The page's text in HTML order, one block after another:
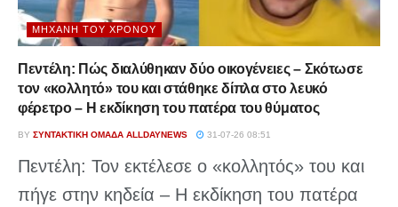
ΜΗΧΑΝΉ ΤΟΥ ΧΡΌΝΟΥ
Πεντέλη: Πώς διαλύθηκαν δύο οικογένειες – Σκότωσε
τον «κολλητό» του και στάθηκε δίπλα στο λευκό
φέρετρο – Η εκδίκηση του πατέρα του θύματος
BY ΣΥΝΤΑΚΤΙΚΉ ΟΜΆΔΑ ALLDAYNEWS 31-07-26 08:51
Πεντέλη: Τον εκτέλεσε ο «κολλητός» του και
πήγε στην κηδεία – Η εκδίκηση του πατέρα